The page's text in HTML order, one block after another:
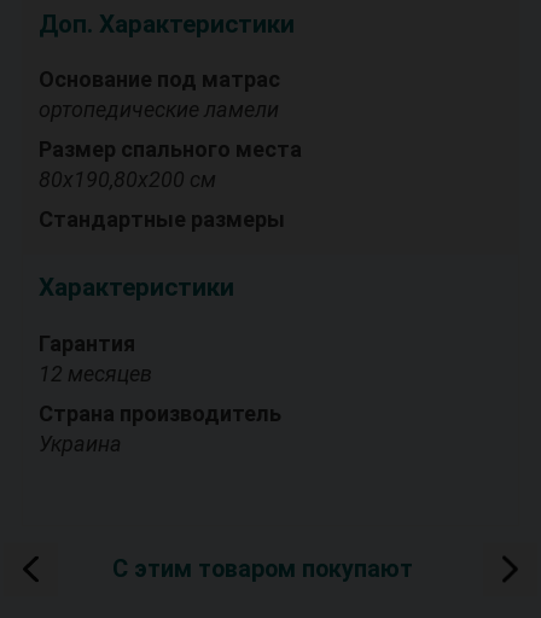
Доп. Характеристики
Основание под матрас
ортопедические ламели
Размер спального места
80х190,80х200 см
Стандартные размеры
Характеристики
Гарантия
12 месяцев
Страна производитель
Украина
С этим товаром покупают